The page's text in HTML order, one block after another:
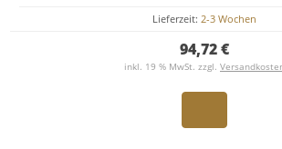
Lieferzeit: 2-3 Wochen
94,72 €
inkl. 19 % MwSt. zzgl.